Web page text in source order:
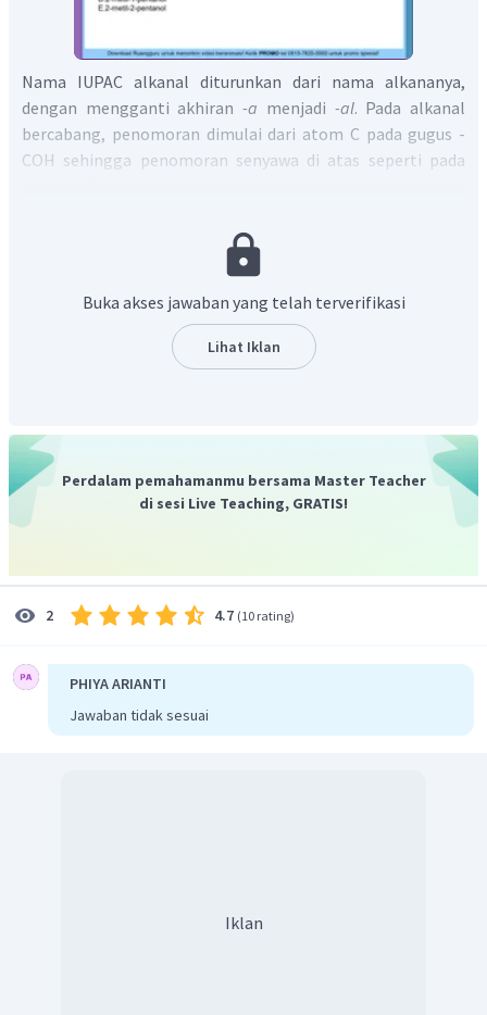
Nama IUPAC alkanal diturunkan dari nama alkananya,
dengan mengganti akhiran-a menjadi -al. Pada alkanal
bercabang, penomoran dimulai dari atom C pada gugus -
COH sehingga penomoran senyawa di atas seperti pada
Setelah dilakukan penomoran, maka nama dari senyawa di
Buka akses jawaban yang telah terverifikasi
Lihat Iklan
Perdalam pemahamanmu bersama Master Teacher
di sesi Live Teaching, GRATIS!
2 4.7 (10 rating)
PHIYA ARIANTI
Jawaban tidak sesuai
Iklan